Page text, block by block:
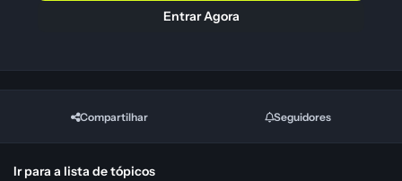
Entrar Agora
Compartilhar Seguidores
Ir para a lista de tópicos